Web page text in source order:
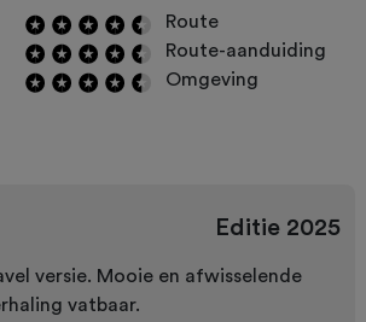
Route
Route-aanduiding
Omgeving
Editie2025
versie. Mooie en afwisselende
vatbaar.